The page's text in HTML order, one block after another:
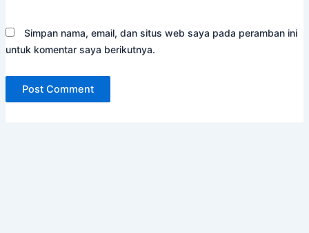
Simpan nama, email, dan situs web saya pada peramban ini
untuk komentar saya berikutnya.